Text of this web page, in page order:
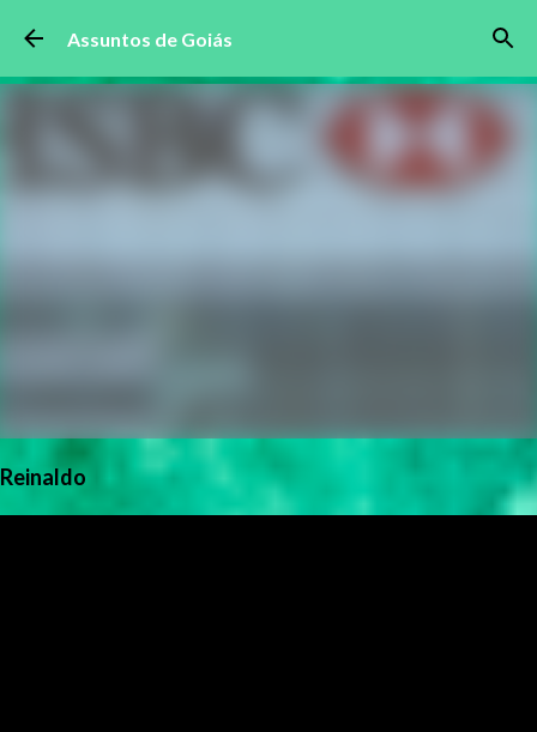
Pular para o conteúdo principal
Assuntos de Goiás
Reinaldo